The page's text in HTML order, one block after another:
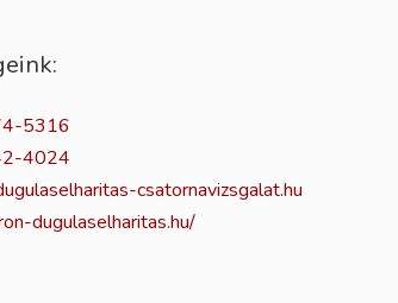
5316
4024
csatornavizsgalat.hu
dugulaselharitas.hu/